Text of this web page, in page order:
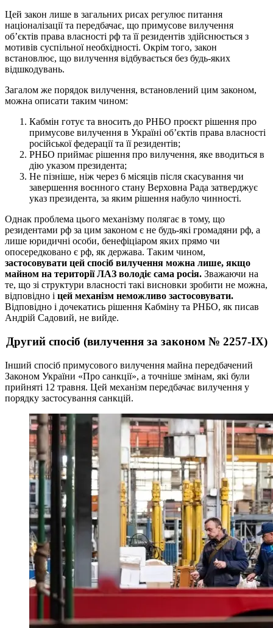
Цей закон лише в загальних рисах регулює питання
націоналізації та передбачає, що примусове вилучення
об’єктів права власності рф та її резидентів здійснюється з
мотивів суспільної необхідності. Окрім того, закон
встановлює, що вилучення відбувається без будь-яких
відшкодувань.
Загалом же порядок вилучення, встановлений цим законом,
можна описати таким чином:
Кабмін готує та вносить до РНБО проєкт рішення про
примусове вилучення в Україні об’єктів права власності
російської федерації та її резидентів;
РНБО приймає рішення про вилучення, яке вводиться в
дію указом президента;
Не пізніше, ніж через 6 місяців після скасування чи
завершення воєнного стану Верховна Рада затверджує
указ президента, за яким рішення набуло чинності.
Однак проблема цього механізму полягає в тому, що
резидентами рф за цим законом є не будь-які громадяни рф, а
лише юридичні особи, бенефіціаром яких прямо чи
опосередковано є рф, як держава. Таким чином,
застосовувати цей спосіб вилучення можна лише, якщо
майном на території ЛАЗ володіє сама росія. Зважаючи на
те, що зі структури власності такі висновки зробити не можна,
відповідно і цей механізм неможливо застосовувати.
Відповідно і дочекатись рішення Кабміну та РНБО, як писав
Андрій Садовий, не вийде.
Другий спосіб (вилучення за законом № 2257-IX)
Інший спосіб примусового вилучення майна передбачений
Законом України «Про санкції», а точніше змінам, які були
прийняті 12 травня. Цей механізм передбачає вилучення у
порядку застосування санкцій.